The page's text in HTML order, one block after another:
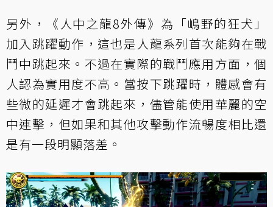
另外，《人中之龍8外傳》為「嶋野的狂犬」
加入跳躍動作，這也是人龍系列首次能夠在戰
鬥中跳起來。不過在實際的戰鬥應用方面，個
人認為實用度不高。當按下跳躍時，體感會有
些微的延遲才會跳起來，儘管能使用華麗的空
中連擊，但如果和其他攻擊動作流暢度相比還
是有一段明顯落差。